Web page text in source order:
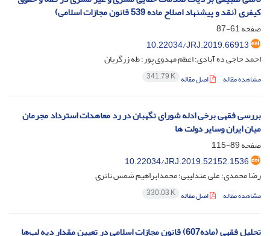
کیفری (نقد و پیشنهاد اصلاح ماده 539 قانون مجازات اسلامی)
صفحه61-87
10.22034/JRJ.2019.66913
احمد حاجی ده آبادی؛ اعظم مهدوی پور؛ طه زرگریان
مشاهده مقاله اصل مقاله 341.79 K
بررسی فقهی برخی ادله شورای نگهبان در رد معاهدات استرداد مجرمان
میان ایران وسایر دولت ها
صفحه89-115
10.22034/JRJ.2019.52152.1536
رضا محمدی؛ علی عندلیبی؛ محمدابراهیم شمس ناتری
مشاهده مقاله اصل مقاله 330.03 K
تحلیل فقهی (ماده607) قانون مجازات اسلامی در تعیین مقدار دیه لب‌ها